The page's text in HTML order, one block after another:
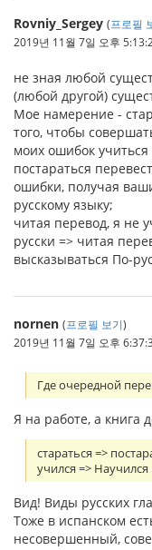
Rovniy_Sergey (프로필
2019년 11월 7일 오후
не зная любой
(любой другой)
Мое намерение -
того, чтобы
моих ошибок
постараться
ошибки, получая
русскому языку;
читая перевод, я не
русски => читая
высказываться По-
nornen (프로필 보기)
2019년 11월 7일 오후
Где очередной
Я на работе, а книга
стараться =>
учился => Научился
Вид! Виды русских
Тоже в испанском
несовершенный,